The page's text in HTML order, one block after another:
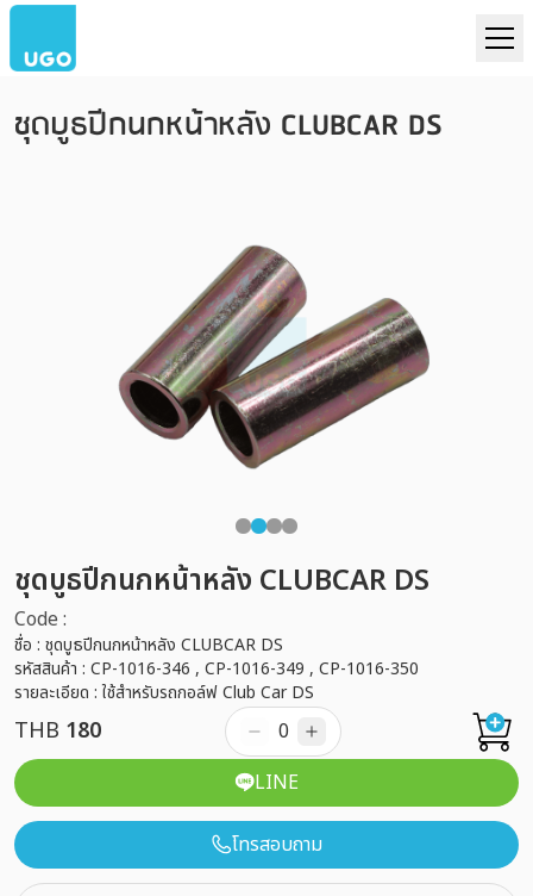
ชุดบูธปีกนกหน้าหลัง CLUBCAR DS
ชุดบูธปีกนกหน้าหลัง CLUBCAR DS
Code :
ชื่อ : ชุดบูธปีกนกหน้าหลัง CLUBCAR DS
รหัสสินค้า : CP-1016-346 , CP-1016-349 , CP-1016-350
รายละเอียด : ใช้สำหรับรถกอล์ฟ Club Car DS
THB 180
LINE
โทรสอบถาม